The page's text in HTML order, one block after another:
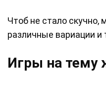
Чтоб не стало скучно,
различные вариации и
Игры на тему